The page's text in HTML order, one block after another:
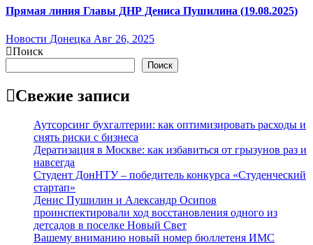
Прямая линия Главы ДНР Дениса Пушилина (19.08.2025)
Новости Донецка Авг 26, 2025
Поиск
Поиск
Свежие записи
Аутсорсинг бухгалтерии: как оптимизировать расходы и
снять риски с бизнеса
Дератизация в Москве: как избавиться от грызунов раз и
навсегда
Студент ДонНТУ – победитель конкурса «Студенческий
стартап»
Денис Пушилин и Александр Осипов
проинспектировали ход восстановления одного из
детсадов в поселке Новый Свет
Вашему вниманию новый номер бюллетеня ИМС